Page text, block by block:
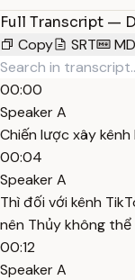
Full Transcript —
Copy
SRT MD
00:00
Speaker A
Chiến lược xây kênh
00:04
Speaker A
Thì đối với kênh
nên Thủy không
00:12
Speaker A